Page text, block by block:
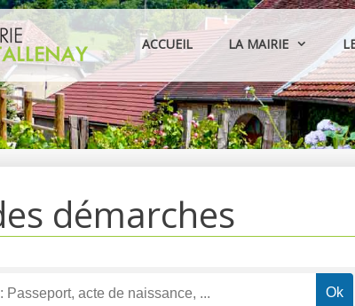
ACCUEIL LA MAIRIE
démarches